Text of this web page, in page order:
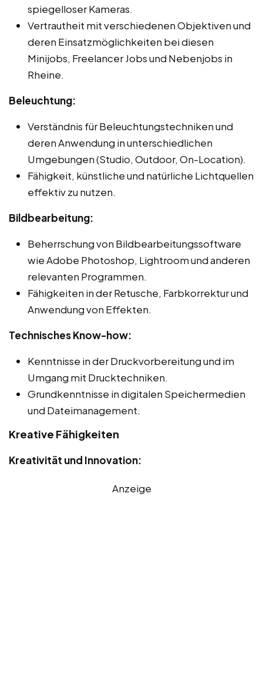
spiegelloser Kameras.
Vertrautheit mit verschiedenen Objektiven und
deren Einsatzmöglichkeiten bei diesen
Minijobs, Freelancer Jobs und Nebenjobs in
Rheine.
Beleuchtung:
Verständnis für Beleuchtungstechniken und
deren Anwendung in unterschiedlichen
Umgebungen (Studio, Outdoor, On-Location).
Fähigkeit, künstliche und natürliche Lichtquellen
effektiv zu nutzen.
Bildbearbeitung:
Beherrschung von Bildbearbeitungssoftware
wie Adobe Photoshop, Lightroom und anderen
relevanten Programmen.
Fähigkeiten in der Retusche, Farbkorrektur und
Anwendung von Effekten.
Technisches Know-how:
Kenntnisse in der Druckvorbereitung und im
Umgang mit Drucktechniken.
Grundkenntnisse in digitalen Speichermedien
und Dateimanagement.
Kreative Fähigkeiten
Kreativität und Innovation:
Anzeige